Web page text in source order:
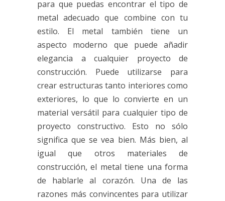
para que puedas encontrar el tipo de
metal adecuado que combine con tu
estilo. El metal también tiene un
aspecto moderno que puede añadir
elegancia a cualquier proyecto de
construcción. Puede utilizarse para
crear estructuras tanto interiores como
exteriores, lo que lo convierte en un
material versátil para cualquier tipo de
proyecto constructivo. Esto no sólo
significa que se vea bien. Más bien, al
igual que otros materiales de
construcción, el metal tiene una forma
de hablarle al corazón. Una de las
razones más convincentes para utilizar